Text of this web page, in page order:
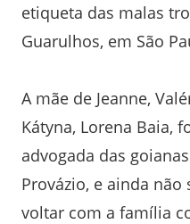
etiqueta das malas
Guarulhos, em São
A mãe de Jeanne,
Kátyna, Lorena Baia,
advogada das
Provázio, e ainda
voltar com a família